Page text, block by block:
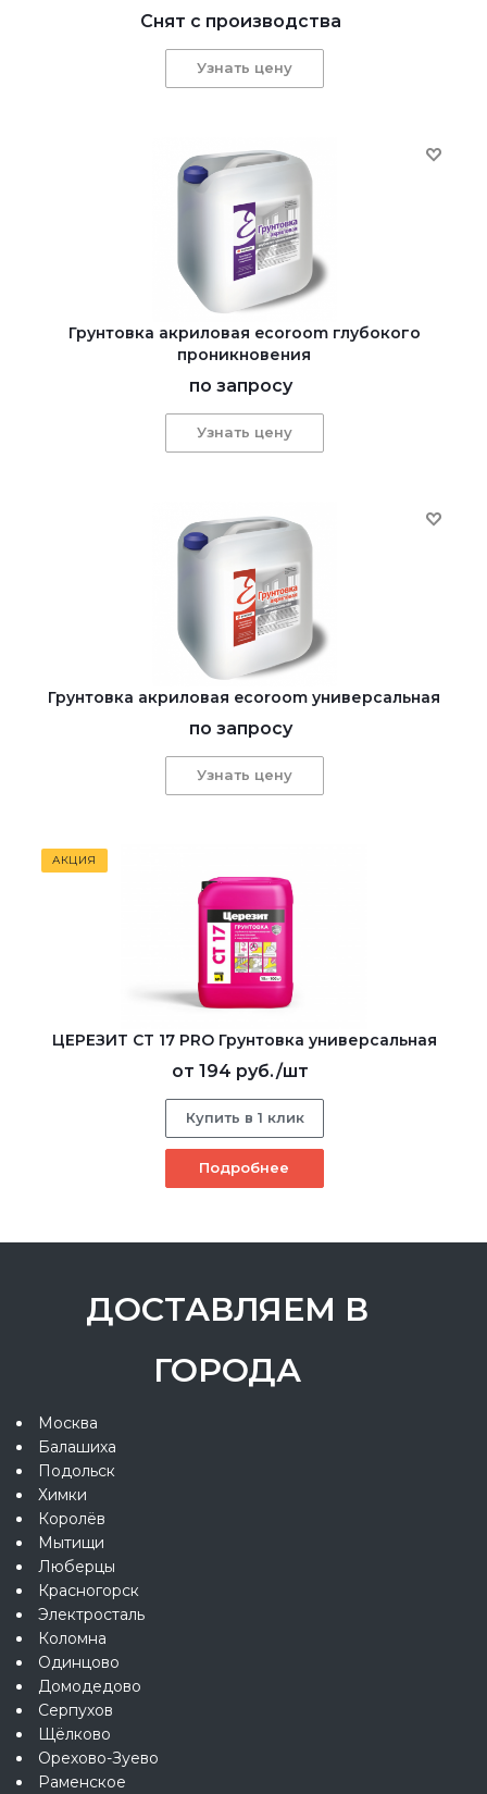
Снят с производства
Узнать цену
Грунтовка акриловая ecoroom глубокого
проникновения
по запросу
Узнать цену
Грунтовка акриловая ecoroom универсальная
по запросу
Узнать цену
АКЦИЯ
ЦЕРЕЗИТ CT 17 PRO Грунтовка универсальная
от 194 руб./шт
Купить в 1 клик
Подробнее
ДОСТАВЛЯЕМ В
ГОРОДА
Москва
Балашиха
Подольск
Химки
Королёв
Мытищи
Люберцы
Красногорск
Электросталь
Коломна
Одинцово
Домодедово
Серпухов
Щёлково
Орехово-Зуево
Раменское